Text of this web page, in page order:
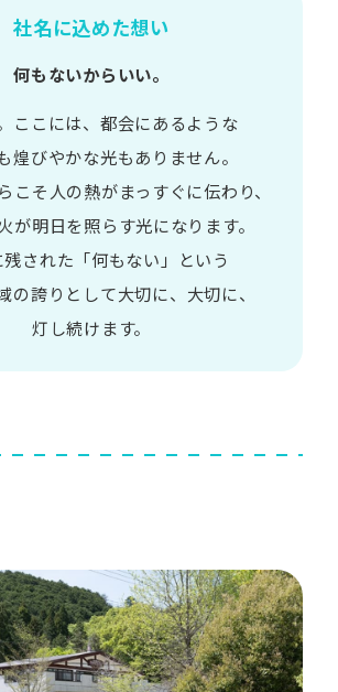
社名に込めた想い
何もないからいい。
ここには、​都会に​あるような​
煌びやかな​光も​ありません。​
こそ 人の​熱が​まっすぐに​伝わり、
が​明日を​照らす光に​なります。
された​「何も​ない」と​いう​
の​誇りと​して大切に、​大切に、​
灯し続けます。​